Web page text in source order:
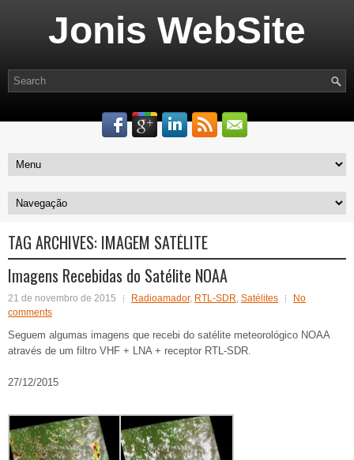
Jonis WebSite
TAG ARCHIVES: IMAGEM SATÉLITE
Imagens Recebidas do Satélite NOAA
21 de novembro de 2015 Radioamador, RTL-SDR, Satélites
No
comments
Seguem algumas imagens que recebi do satélite meteorológico NOAA
através de um filtro VHF + LNA + receptor RTL-SDR.
27/12/2015